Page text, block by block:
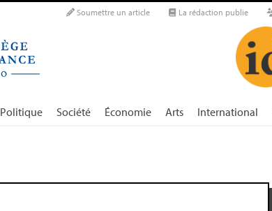
Soumettre un article La rédaction publie
Politique Société Économie Arts International